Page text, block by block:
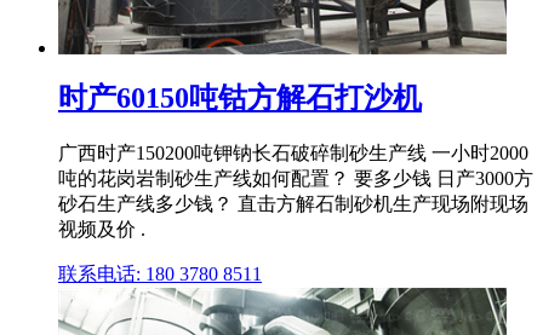
时产60150吨钴方解石打沙机
广西时产150200吨钾钠长石破碎制砂生产线 一小时2000
吨的花岗岩制砂生产线如何配置？ 要多少钱 日产3000方
砂石生产线多少钱？ 直击方解石制砂机生产现场附现场
视频及价 .
联系电话: 180 3780 8511